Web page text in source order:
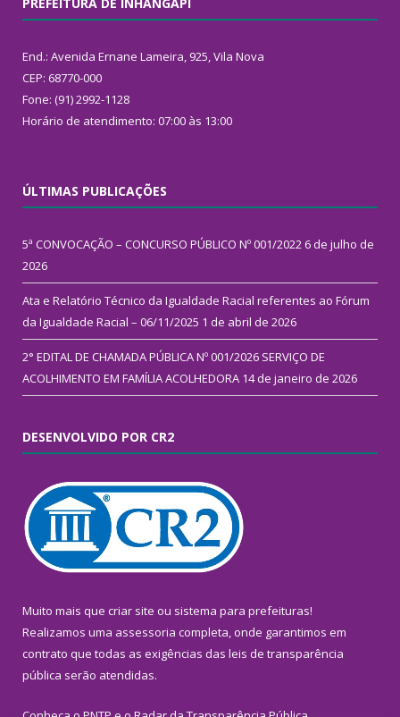
End.: Avenida Ernane Lameira, 925, Vila Nova
CEP: 68770-000
Fone: (91) 2992-1128
Horário de atendimento: 07:00 às 13:00
ÚLTIMAS PUBLICAÇÕES
5ª CONVOCAÇÃO – CONCURSO PÚBLICO Nº 001/2022 6 de julho de
2026
Ata e Relatório Técnico da Igualdade Racial referentes ao Fórum
da Igualdade Racial – 06/11/2025 1 de abril de 2026
2° EDITAL DE CHAMADA PÚBLICA Nº 001/2026 SERVIÇO DE
ACOLHIMENTO EM FAMÍLIA ACOLHEDORA 14 de janeiro de 2026
DESENVOLVIDO POR CR2
Muito mais que criar site ou sistema para prefeituras!
Realizamos uma assessoria completa, onde garantimos em
contrato que todas as exigências das leis de transparência
pública serão atendidas.